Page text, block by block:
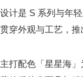
设计是 S 系列与年
贯穿外观与工艺，
主打配色「星星海